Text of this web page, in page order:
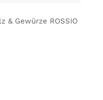
& Gewürze ROSSIO